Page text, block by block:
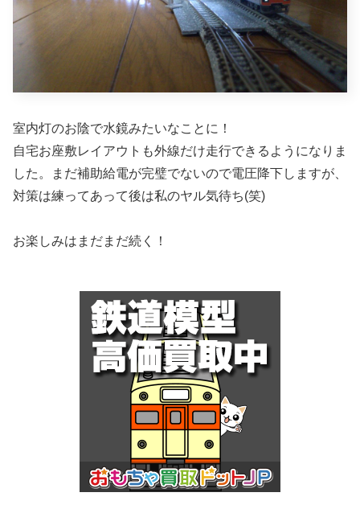
室内灯のお陰で水鏡みたいなことに！
自宅お座敷レイアウトも外線だけ走行できるようになりま
した。まだ補助給電が完璧でないので電圧降下しますが、
対策は練ってあって後は私のヤル気待ち(笑)
お楽しみはまだまだ続く！